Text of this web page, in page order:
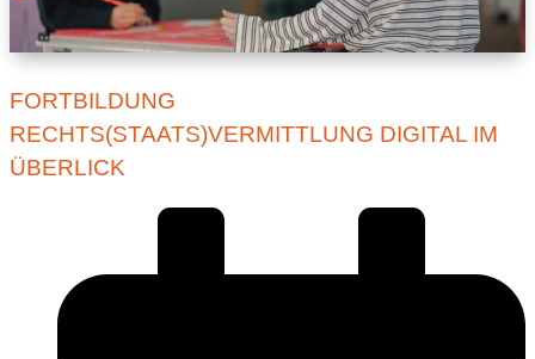
FORTBILDUNG
RECHTS(STAATS)VERMITTLUNG DIGITAL IM
ÜBERLICK